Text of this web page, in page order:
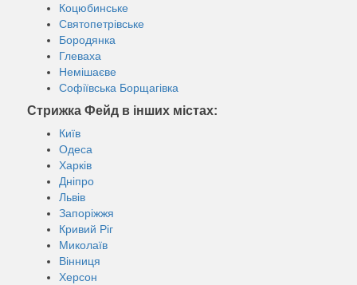
Коцюбинське
Святопетрівське
Бородянка
Глеваха
Немішаєве
Софіївська Борщагівка
Стрижка Фейд в інших містах:
Київ
Одеса
Харків
Дніпро
Львів
Запоріжжя
Кривий Ріг
Миколаїв
Вінниця
Херсон